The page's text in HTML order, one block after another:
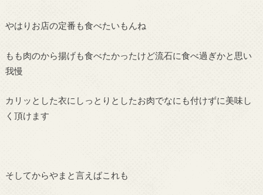
やはりお店の定番も食べたいもんね
もも肉のから揚げも食べたかったけど流石に食べ過ぎかと思い
我慢
カリッとした衣にしっとりとしたお肉でなにも付けずに美味し
く頂けます
そしてからやまと言えばこれも